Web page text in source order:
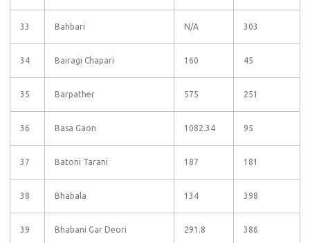
33 Bahbari N/A 303
34 Bairagi Chapari 160 45
35 Barpather 575 251
36 Basa Gaon 1082.34 95
37 Batoni Tarani 187 181
38 Bhabala 134 398
39 Bhabani Gar Deori 291.8 386